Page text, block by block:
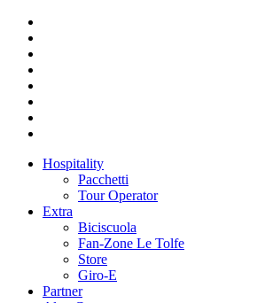
Hospitality
Pacchetti
Tour Operator
Extra
Biciscuola
Fan-Zone Le Tolfe
Store
Giro-E
Partner